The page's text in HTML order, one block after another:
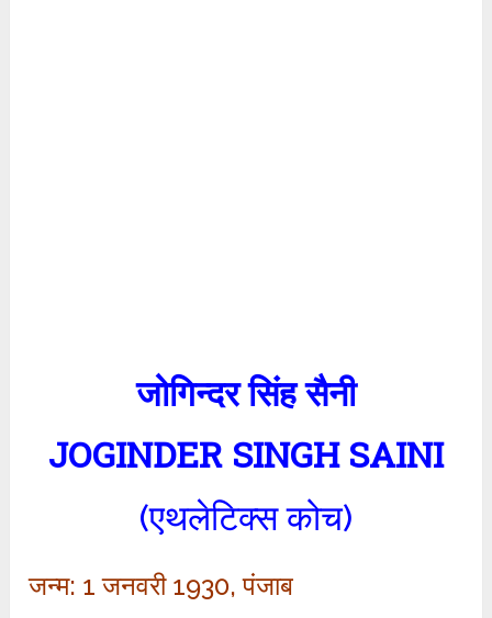
जोगिन्दर सिंह सैनी
JOGINDER SINGH SAINI
(एथलेटिक्स कोच)
जन्म: 1 जनवरी 1930, पंजाब